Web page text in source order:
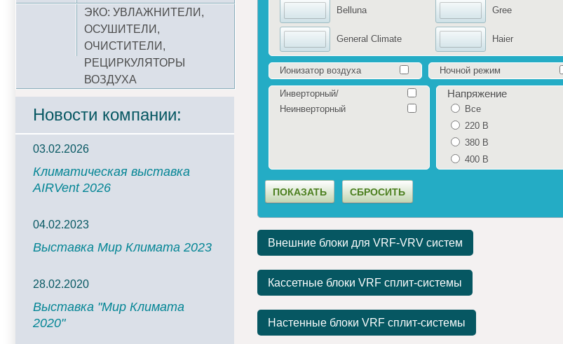
ЭКО: УВЛАЖНИТЕЛИ,
ОСУШИТЕЛИ,
ОЧИСТИТЕЛИ,
РЕЦИРКУЛЯТОРЫ
ВОЗДУХА
Новости компании:
03.02.2026
Климатическая выставка
AIRVent 2026
04.02.2023
Выставка Мир Климата 2023
28.02.2020
Выставка "Мир Климата
2020"
Belluna
General Climate
Gree
Haier
Ионизатор воздуха Ночной режим
Инверторный/
Неинверторный
Напряжение
Все
220 В
380 В
400 В
Внешние блоки для VRF-VRV систем
Кассетные блоки VRF сплит-системы
Настенные блоки VRF сплит-системы